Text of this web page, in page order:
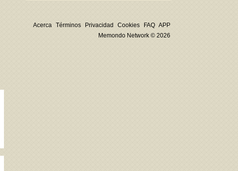
Acerca Términos Privacidad Cookies FAQ APP
Memondo Network © 2026